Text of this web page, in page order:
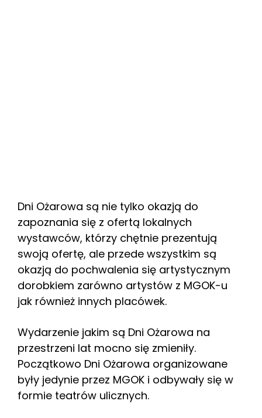
Dni Ożarowa są nie tylko okazją do
zapoznania się z ofertą lokalnych
wystawców, którzy chętnie prezentują
swoją ofertę, ale przede wszystkim są
okazją do pochwalenia się artystycznym
dorobkiem zarówno artystów z MGOK-u
jak również innych placówek.
Wydarzenie jakim są Dni Ożarowa na
przestrzeni lat mocno się zmieniły.
Początkowo Dni Ożarowa organizowane
były jedynie przez MGOK i odbywały się w
formie teatrów ulicznych.